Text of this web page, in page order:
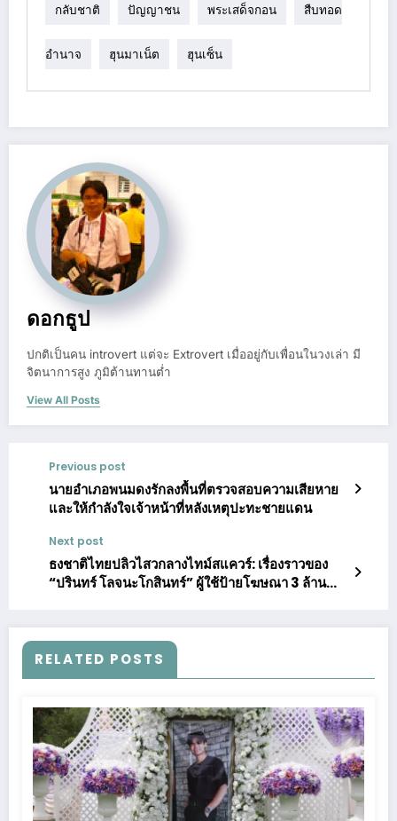
กลับชาติ ปัญญาชน พระเสด็จกอน สืบทอด
อำนาจ ฮุนมาเน็ต ฮุนเซ็น
ดอกธูป
ปกติเป็นคน introvert แต่จะ Extrovert เมื่ออยู่กับเพื่อนในวงเล่า มี
จิตนาการสูง ภูมิต้านทานต่ำ
View All Posts
Previous post
นายอำเภอพนมดงรักลงพื้นที่ตรวจสอบความเสียหาย
และให้กำลังใจเจ้าหน้าที่หลังเหตุปะทะชายแดน
Next post
ธงชาติไทยปลิวไสวกลางไทม์สแควร์: เรื่องราวของ
“ปรินทร์ โลจนะโกสินทร์” ผู้ใช้ป้ายโฆษณา 3 ล้าน
RELATED POSTS